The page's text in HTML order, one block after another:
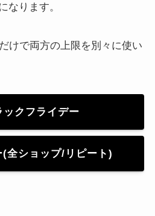
なります。
けで両方の上限を別々に使い
ックフライデー
(全ショップ/リピート)